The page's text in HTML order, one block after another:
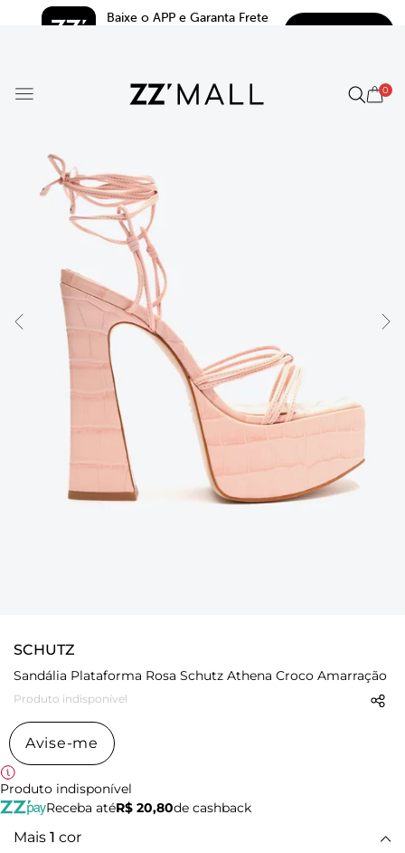
Baixe o APP e Garanta Frete
0
SCHUTZ
Sandália Plataforma Rosa Schutz Athena Croco Amarração
Produto indisponível
Avise-me
Produto indisponível
Receba atéR$ 20,80de cashback
Mais 1 cor